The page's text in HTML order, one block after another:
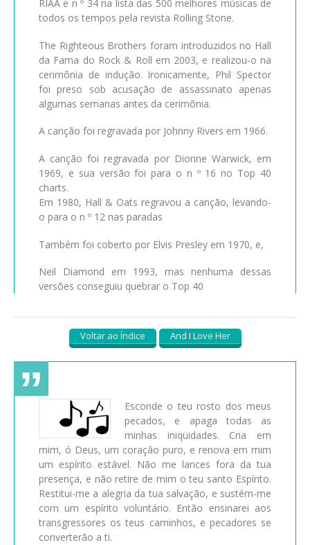
RIAA e n º 34 na lista das 500 melhores músicas de
todos os tempos pela revista Rolling Stone.
The Righteous Brothers foram introduzidos no Hall
da Fama do Rock & Roll em 2003, e realizou-o na
cerimônia de indução. Ironicamente, Phil Spector
foi preso sob acusação de assassinato apenas
algumas semanas antes da cerimônia.
A canção foi regravada por Johnny Rivers em 1966.
A canção foi regravada por Dionne Warwick, em
1969, e sua versão foi para o n º 16 no Top 40
charts.
Em 1980, Hall & Oats regravou a canção, levando-
o para o n º 12 nas paradas
Também foi coberto por Elvis Presley em 1970, e,
Neil Diamond em 1993, mas nenhuma dessas
versões conseguiu quebrar o Top 40
Voltar ao Índice And I Love Her
Esconde o teu rosto dos meus
pecados, e apaga todas as
minhas iniqüidades. Cria em
mim, ó Deus, um coração puro, e renova em mim
um espírito estável. Não me lances fora da tua
presença, e não retire de mim o teu santo Espírito.
Restitui-me a alegria da tua salvação, e sustém-me
com um espírito voluntário. Então ensinarei aos
transgressores os teus caminhos, e pecadores se
converterão a ti.